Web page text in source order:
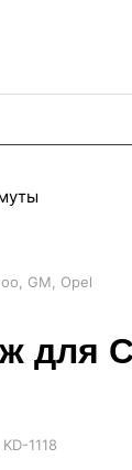
GM, Opel
для
KD-1118